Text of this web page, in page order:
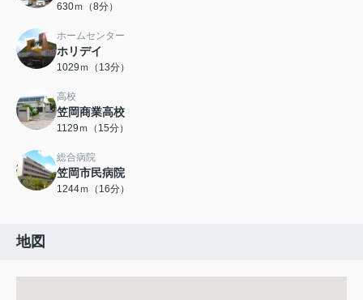
630ｍ（8分）
ホームセンター
ホリデイ
1029ｍ（13分）
高校
笠岡商業高校
1129ｍ（15分）
総合病院
笠岡市民病院
1244ｍ（16分）
地図